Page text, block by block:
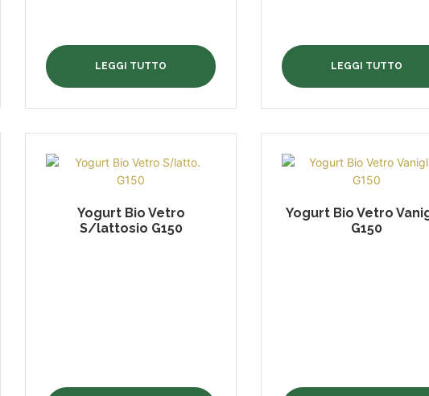
LEGGI TUTTO LEGGI TUTTO
Yogurt Bio Vetro
S/lattosio G150
Yogurt Bio Vetro
G150